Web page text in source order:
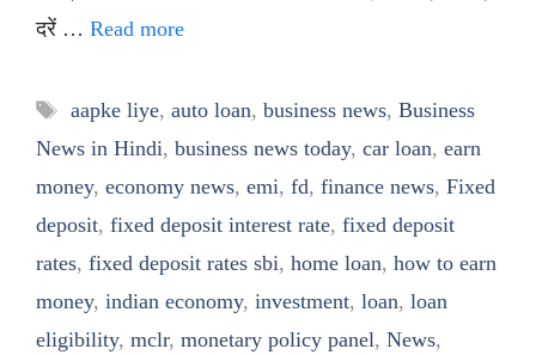
दरें … Read more
Tags
aapke liye, auto loan, business news, Business
News in Hindi, business news today, car loan, earn
money, economy news, emi, fd, finance news, Fixed
deposit, fixed deposit interest rate, fixed deposit
rates, fixed deposit rates sbi, home loan, how to earn
money, indian economy, investment, loan, loan
eligibility, mclr, monetary policy panel, News,